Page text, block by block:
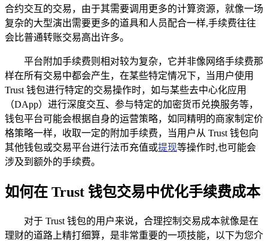
合约交互的交易，由于其需要调用更多的计算资源，就像一场
复杂的大型演出需要更多的道具和人员配合一样,手续费往往
会比普通转账交易高出许多。
平台附加手续费则相对较为复杂，它并非像网络手续费那
样在所有交易中都会产生，在某些特定情况下，当用户使用
Trust 钱包进行特定的交易操作时，如与某些去中心化应用
（DApp）进行深度交互、参与特定的加密货币兑换服务等，
钱包平台可能会根据自身的运营策略，如同精明的商家制定价
格策略一样，收取一定的附加手续费，当用户从 Trust 钱包向
其他钱包或交易平台进行法币充值或提现等操作时,也可能会
涉及到额外的手续费。
如何在 Trust 钱包交易中优化手续费成本
对于 Trust 钱包的用户来说，合理控制交易成本就像是在
理财的道路上精打细算，是非常重要的一项技能，以下为您介